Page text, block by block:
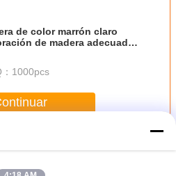
de color marrón claro
de madera adecuada
comerciales y de
1000pcs
decorativos